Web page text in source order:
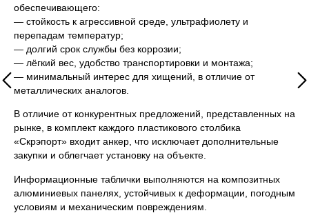
обеспечивающего:
— стойкость к агрессивной среде, ультрафиолету и
перепадам температур;
— долгий срок службы без коррозии;
— лёгкий вес, удобство транспортировки и монтажа;
— минимальный интерес для хищений, в отличие от
металлических аналогов.
В отличие от конкурентных предложений, представленных на
рынке, в комплект каждого пластикового столбика
«Скрэпорт» входит анкер, что исключает дополнительные
закупки и облегчает установку на объекте.
Информационные таблички выполняются на композитных
алюминиевых панелях, устойчивых к деформации, погодным
условиям и механическим повреждениям.